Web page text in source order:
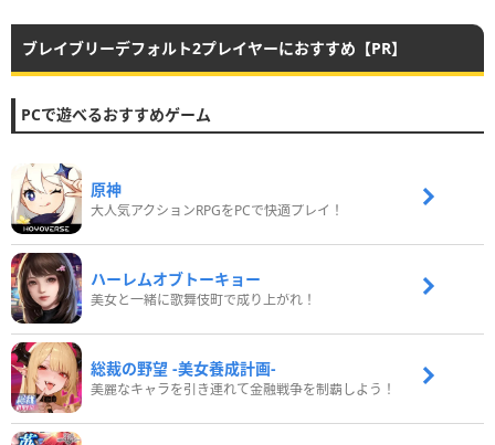
ブレイブリーデフォルト2プレイヤーにおすすめ【PR】
PCで遊べるおすすめゲーム
原神
大人気アクションRPGをPCで快適プレイ！
ハーレムオブトーキョー
美女と一緒に歌舞伎町で成り上がれ！
総裁の野望 -美女養成計画-
美麗なキャラを引き連れて金融戦争を制覇しよう！